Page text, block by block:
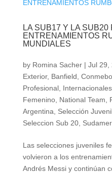
LA SUB17 Y LA SUB20
ENTRENAMIENTOS
MUNDIALES
by Romina Sacher| Jul 29,
Exterior, Banfield
Profesional, Internacionales,
Femenino, National Team
Argentina
Selección
Seleccion Sub 20,
Las selecciones juveniles
volvieron a los
Andrés Messi y continúan